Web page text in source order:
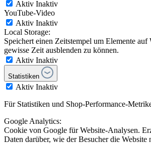
Aktiv Inaktiv
YouTube-Video
Aktiv Inaktiv
Local Storage:
Speichert einen Zeitstempel um Elemente auf
gewisse Zeit ausblenden zu können.
Aktiv Inaktiv
Statistiken
Aktiv Inaktiv
Für Statistiken und Shop-Performance-
Google Analytics:
Cookie von Google für Website-Analysen.
Daten darüber, wie der Besucher die Website